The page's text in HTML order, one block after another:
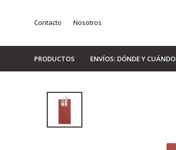
PRODUCTOS ENVÍOS: DÓNDE Y CUÁNDO
Contacto Nosotros